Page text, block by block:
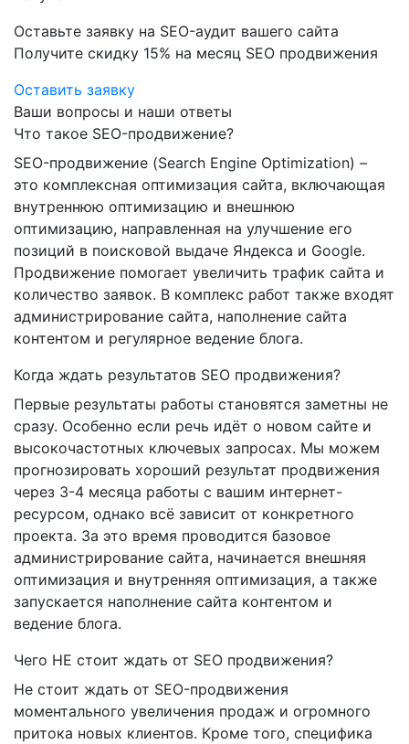
Оставьте заявку на SEO-аудит вашего сайта
Получите скидку 15% на месяц SEO продвижения
Оставить заявку
Ваши вопросы и наши ответы
Что такое SEO-продвижение?
SEO-продвижение (Search Engine Optimization) –
это комплексная оптимизация сайта, включающая
внутреннюю оптимизацию и внешнюю
оптимизацию, направленная на улучшение его
позиций в поисковой выдаче Яндекса и Google.
Продвижение помогает увеличить трафик сайта и
количество заявок. В комплекс работ также входят
администрирование сайта, наполнение сайта
контентом и регулярное ведение блога.
Когда ждать результатов SEO продвижения?
Первые результаты работы становятся заметны не
сразу. Особенно если речь идёт о новом сайте и
высокочастотных ключевых запросах. Мы можем
прогнозировать хороший результат продвижения
через 3-4 месяца работы с вашим интернет-
ресурсом, однако всё зависит от конкретного
проекта. За это время проводится базовое
администрирование сайта, начинается внешняя
оптимизация и внутренняя оптимизация, а также
запускается наполнение сайта контентом и
ведение блога.
Чего НЕ стоит ждать от SEO продвижения?
Не стоит ждать от SEO-продвижения
моментального увеличения продаж и огромного
притока новых клиентов. Кроме того, специфика